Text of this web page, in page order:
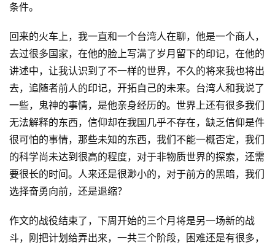
原
创
栏
条件。
回来的火车上，我一直和一个台湾人在聊，他是一个商人，
去过很多国家，在他的脸上写满了岁月留下的印记，在他的
讲述中，让我认识到了不一样的世界，不久的将来我也将出
去，追随者前人的印记，开拓自己的未来。台湾人和我说了
一些，鬼神的事情，是他亲身经历的。世界上还有很多我们
无法解释的东西，信仰却在我国几乎不存在，缺乏信仰是件
很可怕的事情，那些未知的东西，我们不能一概否定，我们
的科学尚未达到很高的程度，对于非物质世界的探索，还需
要很长的时间。人来还是很渺小的，对于前方的黑暗，我们
选择奋勇向前，还是退缩？
作文的战役结束了，下周开始的三个月将是另一场新的战
斗，刚把计划给弄出来，一共三个阶段，困难还是有很多，